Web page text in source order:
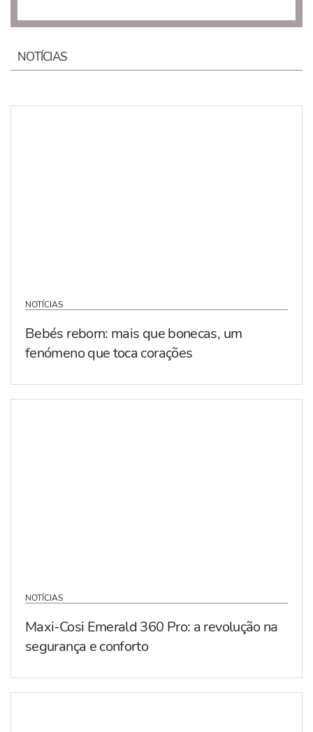
NOTÍCIAS
NOTÍCIAS
Bebés reborn: mais que bonecas, um
fenómeno que toca corações
NOTÍCIAS
Maxi-Cosi Emerald 360 Pro: a revolução na
segurança e conforto